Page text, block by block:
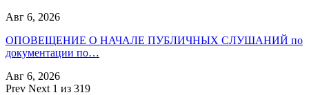
Авг 6, 2026
ОПОВЕЩЕНИЕ О НАЧАЛЕ ПУБЛИЧНЫХ СЛУШАНИЙ по
документации по…
Авг 6, 2026
Prev Next 1 из 319